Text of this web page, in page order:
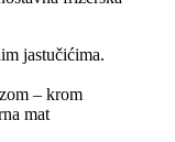
jastučićima.
– krom
mat